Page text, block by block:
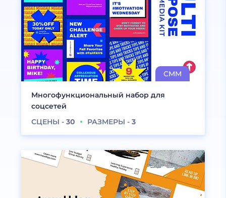
Многофункциональный набор для
соцсетей
СЦЕНЫ - 30 РАЗМЕРЫ - 3